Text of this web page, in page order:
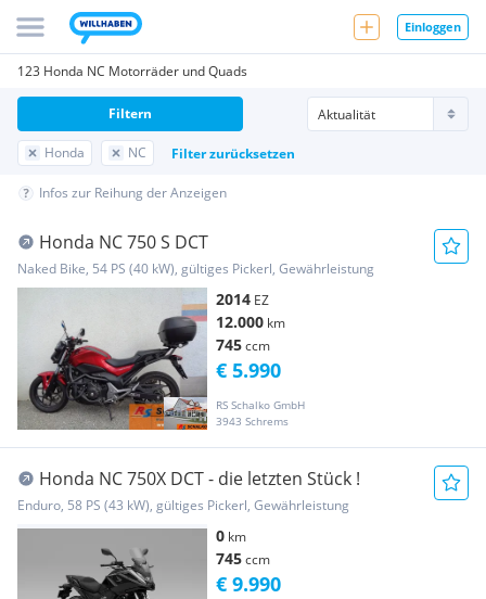
Einloggen
123 Honda NC Motorräder und Quads
Honda NC Filter zurücksetzen
Filtern
Infos zur Reihung der Anzeigen
Honda NC 750 S DCT
Naked Bike, 54 PS (40 kW), gültiges Pickerl, Gewährleistung
2014 EZ
12.000 km
745ccm
RS Schalko GmbH
3943 Schrems
€ 5.990
Honda NC 750X DCT - die letzten Stück !
Enduro, 58 PS (43 kW), gültiges Pickerl, Gewährleistung
0 km
745ccm
€ 9.990